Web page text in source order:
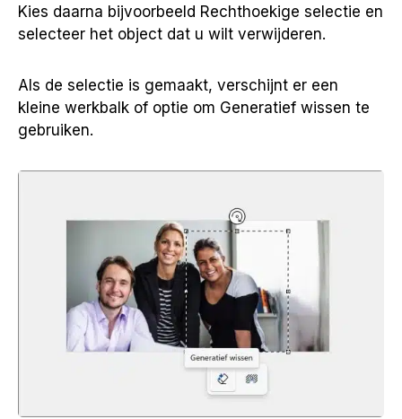
Kies daarna bijvoorbeeld Rechthoekige selectie en
selecteer het object dat u wilt verwijderen.
Als de selectie is gemaakt, verschijnt er een
kleine werkbalk of optie om Generatief wissen te
gebruiken.